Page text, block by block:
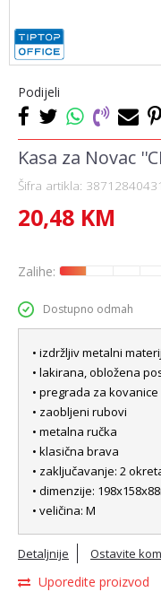
Podijeli
Kasa za Novac
Šifra artikla:
20,48 KM
Zalihe:
Dostupno odmah
• izdržljiv metalni
• lakirana, obložena
• pregrada za kovanice
• zaobljeni rubovi
• metalna ručka
• klasična brava
• zaključavanje: 2
• dimenzije:
• veličina: M
Detaljnije Ostavite
Uporedite proizvod